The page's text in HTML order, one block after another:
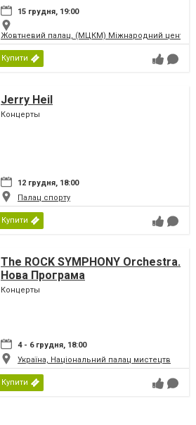
15 грудня, 19:00
Жовтневий палац, (МЦКМ) Міжнародний центр
Купити
Jerry Heil
Концерты
12 грудня, 18:00
Палац спорту
Купити
The ROCK SYMPHONY Orchestra.
Нова Програма
Концерты
4 - 6 грудня, 18:00
Україна, Національний палац мистецтв
Купити